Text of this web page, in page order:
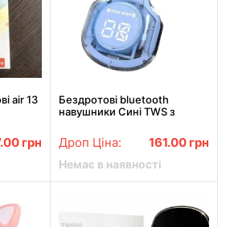
air 13
грн
Бездротові bluetooth
навушники Сині TWS з
Pro V5.3
Дроп Ціна: 161.00 грн
Немає в наявності